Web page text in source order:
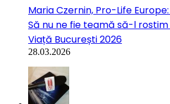
Maria Czernin, Pro-Life
Să nu ne fie teamă să-l
Viață București 2026
28.03.2026